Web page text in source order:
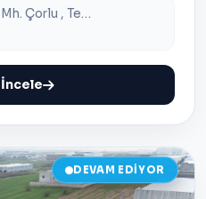
Çorlu 1 OSB , Türkgücü Mh. Çorlu , Tekirdağ
DEVAM EDIYOR